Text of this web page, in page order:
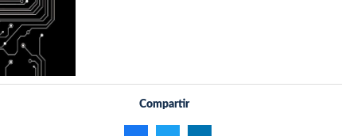
Compartir